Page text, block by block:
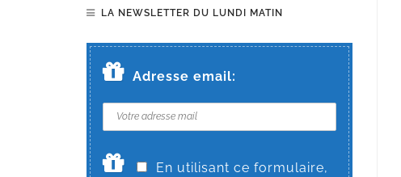
LA NEWSLETTER DU LUNDI MATIN
Adresse email:
En utilisant ce formulaire,